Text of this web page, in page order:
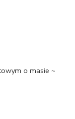
o masie ~